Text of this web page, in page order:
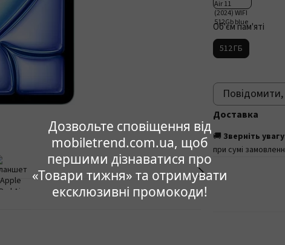
Дозвольте сповіщення від
mobiletrend.com.ua, щоб
першими дізнаватися про
«Товари тижня» та отримувати
ексклюзивні промокоди!
Об'єм пам'яті
512 ГБ
Доставка
🚚 Зверніть
при сумі